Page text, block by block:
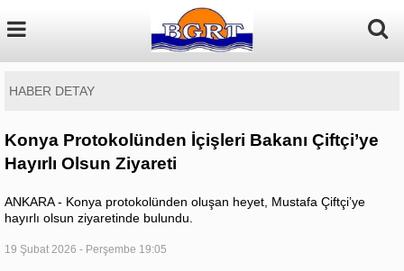
HABER DETAY
Konya Protokolünden İçişleri Bakanı Çiftçi’ye
Hayırlı Olsun Ziyareti
ANKARA - Konya protokolünden oluşan heyet, Mustafa Çiftçi’ye
hayırlı olsun ziyaretinde bulundu.
19 Şubat 2026 - Perşembe 19:05